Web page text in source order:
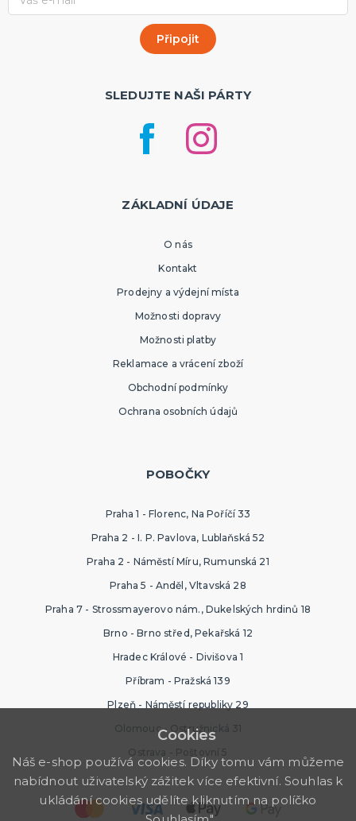
SLEDUJTE NAŠI PÁRTY
ZÁKLADNÍ ÚDAJE
O nás
Kontakt
Prodejny a výdejní místa
Možnosti dopravy
Možnosti platby
Reklamace a vrácení zboží
Obchodní podmínky
Ochrana osobních údajů
POBOČKY
Praha 1 - Florenc, Na Poříčí 33
Praha 2 - I. P. Pavlova, Lublaňská 52
Praha 2 - Náměstí Míru, Rumunská 21
Praha 5 - Anděl, Vltavská 28
Praha 7 - Strossmayerovo nám., Dukelských hrdinů 18
Brno - Brno střed, Pekařská 12
Hradec Králové - Divišova 1
Příbram - Pražská 139
Plzeň - Náměstí republiky 29
Olomouc - Ostružnická 31
Ostrava - Poštovní 5
Cookies
Náš e-shop používá cookies. Díky tomu vám můžeme
nabídnout uživatelský zážitek více efektivní. Souhlas k
ukládání cookies udělíte kliknutím na políčko